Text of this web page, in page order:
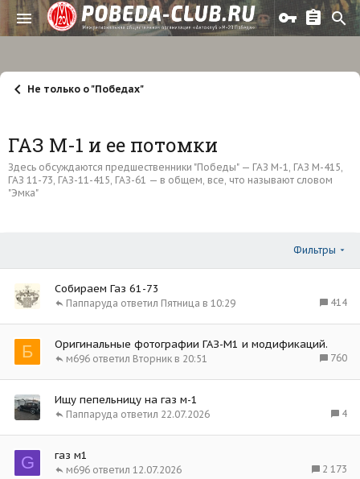
Не только о "Победах"
ГАЗ М-1 и ее потомки
Здесь обсуждаются предшественники "Победы" — ГАЗ М-1, ГАЗ М-415,
ГАЗ 11-73, ГАЗ-11-415, ГАЗ-61 — в общем, все, что называют словом
"Эмка"
Фильтры
Собираем Газ 61-73
414
Пятница в 10:29
Паппаруда
Б Оригинальные фотографии ГАЗ-М1 и модификаций.
760
Вторник в 20:51
м696
Ищу пепельницу на газ м-1
4
22.07.2026
Паппаруда
G газ м1
2 173
12.07.2026
м696